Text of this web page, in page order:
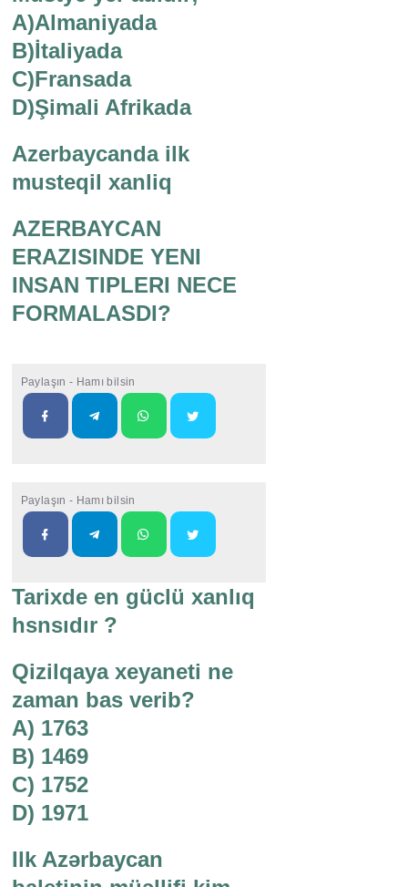
A)Almaniyada
B)İtaliyada
C)Fransada
D)Şimali Afrikada
Azerbaycanda ilk
musteqil xanliq
AZERBAYCAN
ERAZISINDE YENI
INSAN TIPLERI NECE
FORMALASDI?
Paylaşın - Hamı bilsin
Paylaşın - Hamı bilsin
Tarixde en güclü xanlıq
hsnsıdır ?
Qizilqaya xeyaneti ne
zaman bas verib?
A) 1763
B) 1469
C) 1752
D) 1971
Ilk Azərbaycan